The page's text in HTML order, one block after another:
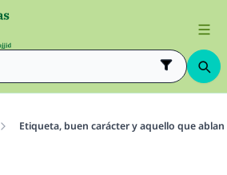
Etiqueta, buen carácter y aquello que